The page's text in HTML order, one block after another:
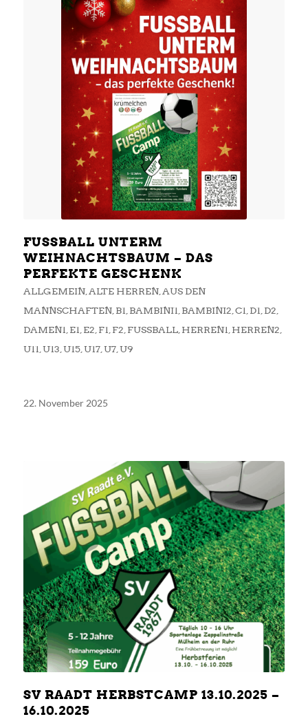
FUSSBALL UNTERM
WEIHNACHTSBAUM – DAS
PERFEKTE GESCHENK
ALLGEMEIN, ALTE HERREN, AUS DEN
MANNSCHAFTEN, B1 BAMBINI1 BAMBINI2 C1 D1 D2
DAMEN1 E1 E2 F1 F2 FUSSBALL , HERREN1 HERREN2
U11 U13 U15, U17, U7, U9
22. November 2025
SV RAADT HERBSTCAMP 13.10.2025 –
16.10.2025